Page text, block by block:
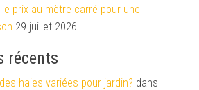
prix au mètre carré pour une
29 juillet 2026
récents
haies variées pour jardin? dans